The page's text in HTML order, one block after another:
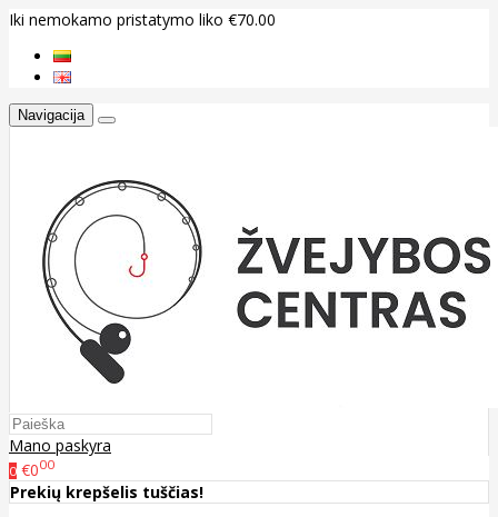
Iki nemokamo pristatymo liko €70.00
Navigacija
Mano paskyra
0 €000
Prekių krepšelis tuščias!